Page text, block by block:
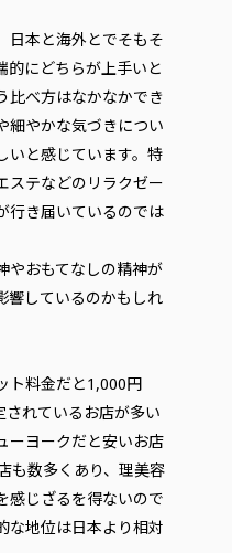
日本と海外とでそもそ
的にどちらが上手いと
比べ方はなかなかでき
細やかな気づきについ
いと感じています。特
ステなどのリラクゼー
行き届いているのでは
やおもてなしの精神が
響しているのかもしれ
ト料金だと1,000円
れているお店が多い
ーヨークだと安いお店
も数多くあり、理美容
感じざるを得ないので
な地位は日本より相対